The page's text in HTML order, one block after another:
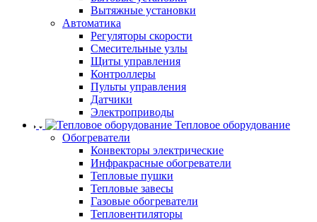
Вытяжные установки
Автоматика
Регуляторы скорости
Смесительные узлы
Щиты управления
Контроллеры
Пульты управления
Датчики
Электроприводы
Тепловое оборудование
Обогреватели
Конвекторы электрические
Инфракрасные обогреватели
Тепловые пушки
Тепловые завесы
Газовые обогреватели
Тепловентиляторы